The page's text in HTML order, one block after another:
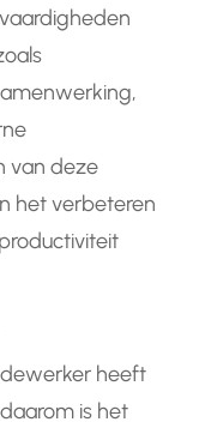
van deze
het verbeteren
heeft
is het